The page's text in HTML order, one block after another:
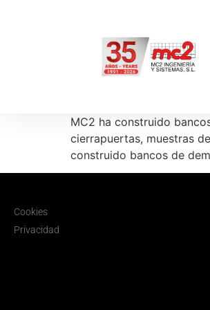
MC2 ha construido
cierrapuertas, muestras
construido bancos de
Cookies
Privacidad